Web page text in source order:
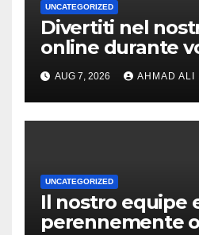
UNCATEGORIZED
Divertiti nel
online durante
slot-machine
coinvolgenti
AUG 7, 2026 AHMAD ALI
UNCATEGORIZED
Il nostro equipe
perennemente